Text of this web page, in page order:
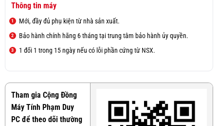
Thông tin máy
Mới, đầy đủ phụ kiện từ nhà sản xuất.
Bảo hành chính hãng 6 tháng tại trung tâm bảo hành ủy quyền.
1 đổi 1 trong 15 ngày nếu có lỗi phần cứng từ NSX.
Tham gia Cộng Đồng
Máy Tính Phạm Duy
PC để theo dõi thường